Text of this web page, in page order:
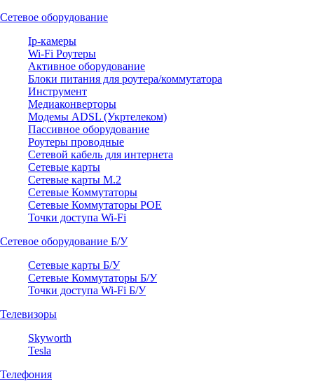
Сетевое оборудование
Ip-камеры
Wi-Fi Роутеры
Активное оборудование
Блоки питания для роутера/коммутатора
Инструмент
Медиаконверторы
Модемы ADSL (Укртелеком)
Пассивное оборудование
Роутеры проводные
Сетевой кабель для интернета
Сетевые карты
Сетевые карты M.2
Сетевые Коммутаторы
Сетевые Коммутаторы POE
Точки доступа Wi-Fi
Сетевое оборудование Б/У
Сетевые карты Б/У
Сетевые Коммутаторы Б/У
Точки доступа Wi-Fi Б/У
Телевизоры
Skyworth
Tesla
Телефония